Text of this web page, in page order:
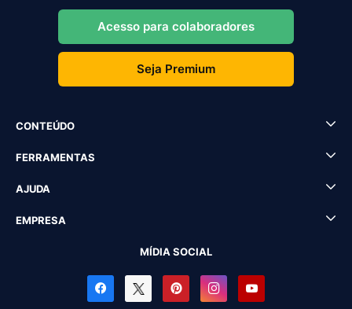
Acesso para colaboradores
Seja Premium
CONTEÚDO
FERRAMENTAS
AJUDA
EMPRESA
MÍDIA SOCIAL